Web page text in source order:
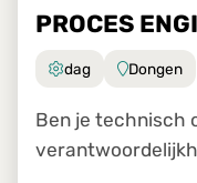
PROCES
dag Dongen
Ben je technisch